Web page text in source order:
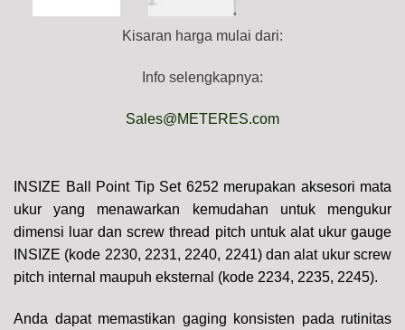
Kisaran harga mulai dari:
Info selengkapnya:
Sales@METERES.com
INSIZE Ball Point Tip Set 6252 merupakan aksesori mata
ukur yang menawarkan kemudahan untuk mengukur
dimensi luar dan screw thread pitch untuk alat ukur gauge
INSIZE (kode 2230, 2231, 2240, 2241) dan alat ukur screw
pitch internal maupuh eksternal (kode 2234, 2235, 2245).
Anda dapat memastikan gaging konsisten pada rutinitas